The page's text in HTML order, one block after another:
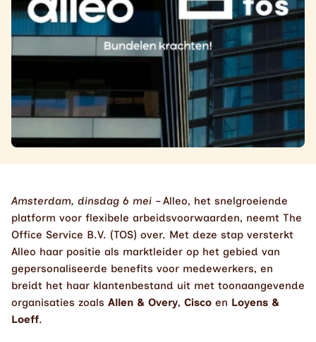
Amsterdam, dinsdag 6 mei – Alleo, het snelgroeiende
platform voor flexibele arbeidsvoorwaarden, neemt The
Office Service B.V. (TOS) over. Met deze stap versterkt
Alleo haar positie als marktleider op het gebied van
gepersonaliseerde benefits voor medewerkers, en
breidt het haar klantenbestand uit met toonaangevende
organisaties zoals Allen & Overy, Cisco en Loyens &
Loeff.